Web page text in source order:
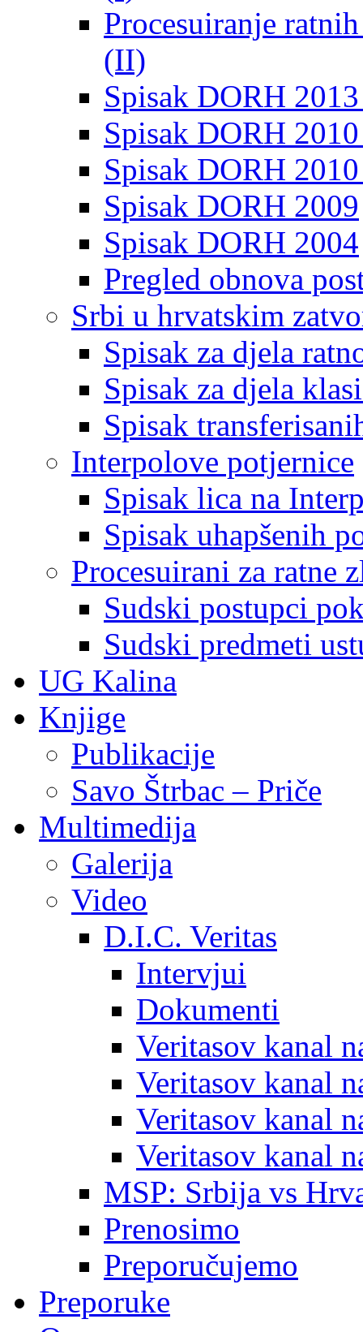
Procesuiranje
(II)
Spisak DORH
Spisak DORH
Spisak DORH
Spisak DORH 2009
Spisak DORH 2004
Pregled obnova
Srbi u hrvatskim
Spisak za djela
Spisak za djela
Spisak
Interpolove potjernice
Spisak lica na
Spisak uhapšenih
Procesuirani za ratne
Sudski postupci
Sudski predmeti
UG Kalina
Knjige
Publikacije
Savo Štrbac – Priče
Multimedija
Galerija
Video
D.I.C. Veritas
Intervjui
Dokumenti
Veritasov kanal
Veritasov kanal
Veritasov kanal
Veritasov kanal
MSP: Srbija vs
Prenosimo
Preporučujemo
Preporuke